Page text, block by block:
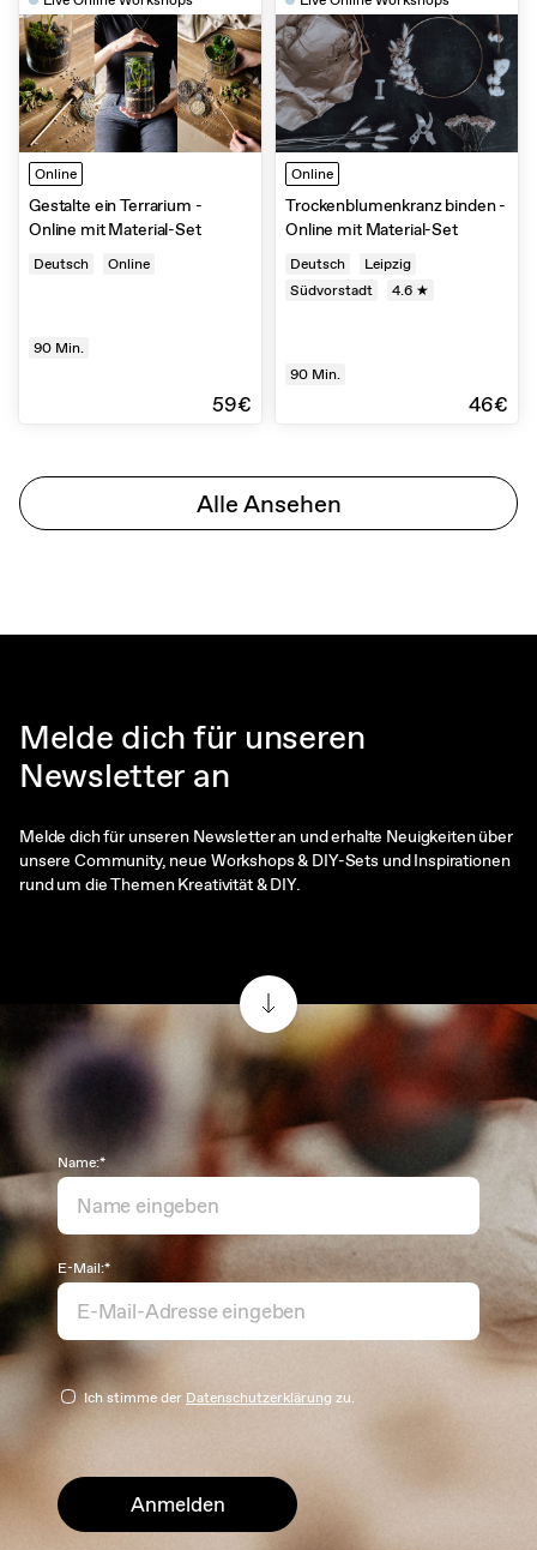
Online
Gestalte ein Terrarium -
Online mit Material-Set
Deutsch Online
90 Min.
59€
Online
Trockenblumenkranz binden -
Online mit Material-Set
Deutsch
Leipzig
Südvorstadt
4.6 ★
90 Min.
46€
Alle Ansehen
Melde dich für unseren
Newsletter an
Melde dich für unseren Newsletter an und erhalte Neuigkeiten über
unsere Community, neue Workshops & DIY-Sets und Inspirationen
rund um die Themen Kreativität & DIY.
Name:*
E-Mail:*
Ich stimme der Datenschutzerklärung zu.
Anmelden